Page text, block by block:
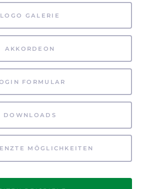
LOGO GALERIE
AKKORDEON
FORMULAR
DOWNLOADS
MÖGLICHKEITEN